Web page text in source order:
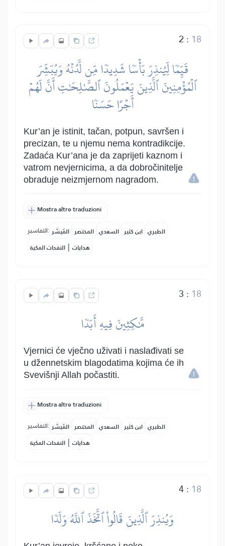
2 : 18
قَيِّمٗا لِّيُنذِرَ بَأۡسٗا شَدِيدٗا مِّن لَّدُنۡهُ وَيُبَشِّرَ
ٱلۡمُؤۡمِنِينَ ٱلَّذِينَ يَعۡمَلُونَ ٱلصَّٰلِحَٰتِ أَنَّ لَهُمۡ
أَجۡرًا حَسَنٗا
Kur’an je istinit, tačan, potpun, savršen i
precizan, te u njemu nema kontradikcije.
Zadaća Kur’ana je da zaprijeti kaznom i
vatrom nevjernicima, a da dobročinitelje
obraduje neizmjernom nagradom.
Mostra altre traduzioni
التفاسير: المُيسَّر المختصر السعدي ابن كثير الطبري
النفحات المكية | هدايات
3 : 18
مَّٰكِثِينَ فِيهِ أَبَدٗا
Vjernici će vječno uživati i naslađivati se
u džennetskim blagodatima kojima će ih
Svevišnji Allah počastiti.
Mostra altre traduzioni
التفاسير: المُيسَّر المختصر السعدي ابن كثير الطبري
النفحات المكية | هدايات
4: 18
وَيُنذِرَ ٱلَّذِينَ قَالُواْ ٱتَّخَذَ ٱللَّهُ وَلَدٗا